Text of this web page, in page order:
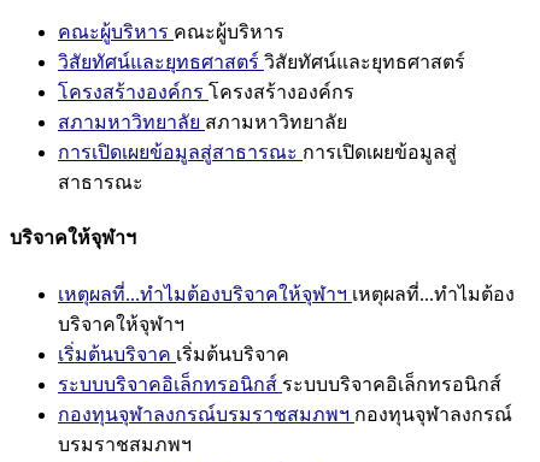
คณะผู้บริหาร คณะผู้บริหาร
วิสัยทัศน์และยุทธศาสตร์ วิสัยทัศน์และยุทธศาสตร์
โครงสร้างองค์กร โครงสร้างองค์กร
สภามหาวิทยาลัย สภามหาวิทยาลัย
การเปิดเผยข้อมูลสู่สาธารณะ การเปิดเผยข้อมูลสู่
สาธารณะ
บริจาคให้จุฬาฯ
เหตุผลที่...ทำไมต้องบริจาคให้จุฬาฯ เหตุผลที่...ทำไมต้อง
บริจาคให้จุฬาฯ
เริ่มต้นบริจาค เริ่มต้นบริจาค
ระบบบริจาคอิเล็กทรอนิกส์ ระบบบริจาคอิเล็กทรอนิกส์
กองทุนจุฬาลงกรณ์บรมราชสมภพฯ กองทุนจุฬาลงกรณ์
บรมราชสมภพฯ